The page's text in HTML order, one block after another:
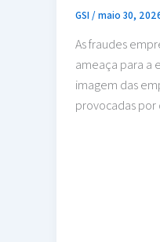
GSI/maio 30,
As fraudes
ameaça para a
imagem das
provocadas por